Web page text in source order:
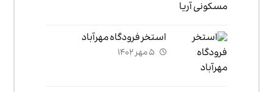
استخر فرودگاه مهرآباد
۵ مهر ۱۴۰۲